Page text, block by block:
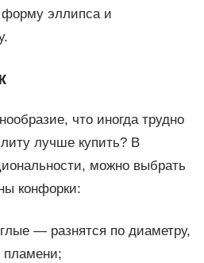
форму эллипса и
что иногда трудно
лучше купить? В
можно выбрать
конфорки:
— разнятся по диаметру,
пламени;